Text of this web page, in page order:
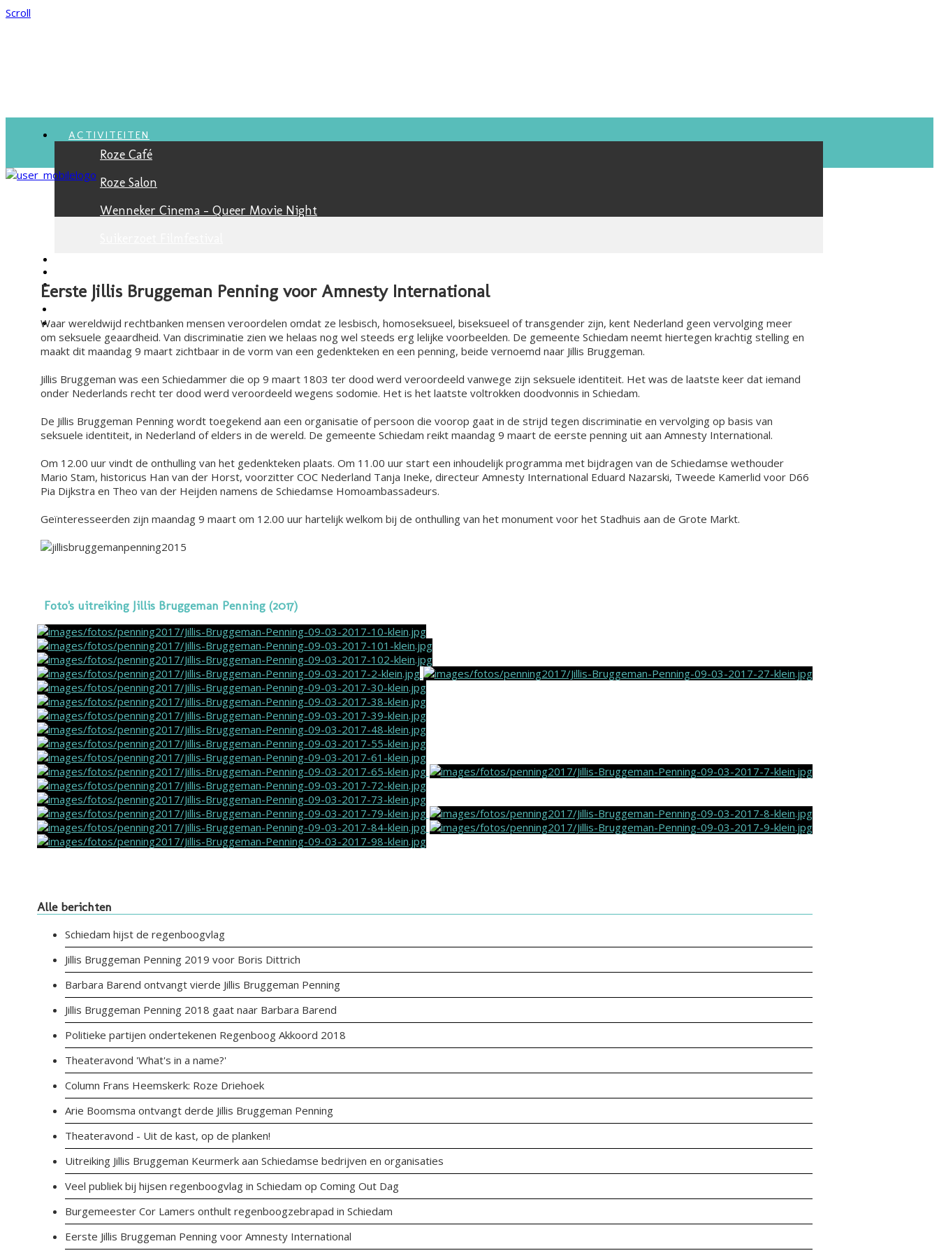
Scroll
ACTIVITEITEN
Roze Café
Roze Salon
Wenneker Cinema - Queer Movie Night
JONGEREN
Eerste Jillis Bruggeman Penning voor Amnesty International
Waar wereldwijd rechtbanken mensen veroordelen omdat ze lesbisch, homoseksueel, biseksueel of transgender zijn, kent Nederland geen vervolging meer
om seksuele geaardheid. Van discriminatie zien we helaas nog wel steeds erg lelijke voorbeelden. De gemeente Schiedam neemt hiertegen krachtig stelling en
maakt dit maandag 9 maart zichtbaar in de vorm van een gedenkteken en een penning, beide vernoemd naar Jillis Bruggeman.
Jillis Bruggeman was een Schiedammer die op 9 maart 1803 ter dood werd veroordeeld vanwege zijn seksuele identiteit. Het was de laatste keer dat iemand
onder Nederlands recht ter dood werd veroordeeld wegens sodomie. Het is het laatste voltrokken doodvonnis in Schiedam.
De Jillis Bruggeman Penning wordt toegekend aan een organisatie of persoon die voorop gaat in de strijd tegen discriminatie en vervolging op basis van
seksuele identiteit, in Nederland of elders in de wereld. De gemeente Schiedam reikt maandag 9 maart de eerste penning uit aan Amnesty International.
Om 12.00 uur vindt de onthulling van het gedenkteken plaats. Om 11.00 uur start een inhoudelijk programma met bijdragen van de Schiedamse wethouder
Mario Stam, historicus Han van der Horst, voorzitter COC Nederland Tanja Ineke, directeur Amnesty International Eduard Nazarski, Tweede Kamerlid voor D66
Pia Dijkstra en Theo van der Heijden namens de Schiedamse Homoambassadeurs.
Geïnteresseerden zijn maandag 9 maart om 12.00 uur hartelijk welkom bij de onthulling van het monument voor het Stadhuis aan de Grote Markt.
Foto's uitreiking Jillis Bruggeman Penning (2017)
Alle berichten
Schiedam hijst de regenboogvlag
Jillis Bruggeman Penning 2019 voor Boris Dittrich
Barbara Barend ontvangt vierde Jillis Bruggeman Penning
Jillis Bruggeman Penning 2018 gaat naar Barbara Barend
Politieke partijen ondertekenen Regenboog Akkoord 2018
Theateravond 'What's in a name?'
Column Frans Heemskerk: Roze Driehoek
Arie Boomsma ontvangt derde Jillis Bruggeman Penning
Theateravond - Uit de kast, op de planken!
Uitreiking Jillis Bruggeman Keurmerk aan Schiedamse bedrijven en organisaties
Veel publiek bij hijsen regenboogvlag in Schiedam op Coming Out Dag
Burgemeester Cor Lamers onthult regenboogzebrapad in Schiedam
Eerste Jillis Bruggeman Penning voor Amnesty International